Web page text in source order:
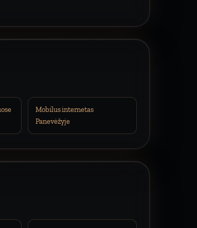
Mobilus internetas
Panevėžyje